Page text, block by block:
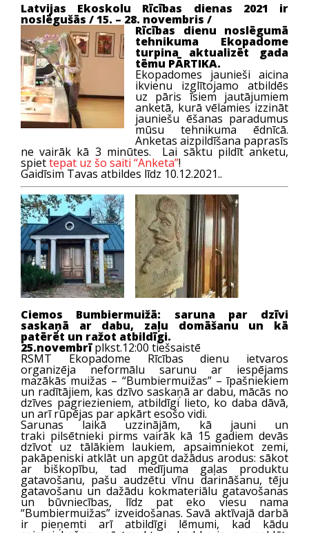
Latvijas Ekoskolu Rīcības dienas 2021 ir
noslēgušās / 15. – 28. novembris /
Rīcības dienu noslēgumā
tehnikuma Ekopadome
turpina aktualizēt gada
tēmu PĀRTIKA.
Ekopadomes jaunieši aicina
ikvienu izglītojamo atbildēs
uz pāris īsiem jautājumiem
anketā, kurā vēlamies izzināt
jauniešu ēšanas paradumus
mūsu tehnikuma ēdnīcā.
Anketas aizpildīšana paprasīs
ne vairāk kā 3 minūtes. Lai sāktu pildīt anketu,
spiettepat uz šo saiti “Anketa”!
Gaidīsim Tavas atbildes līdz 10.12.2021..
Ciemos Bumbiermuižā: saruna par dzīvi
saskaņā ar dabu, zaļu domāšanu un kā
patērēt un ražot atbildīgi.
25.novembrīplkst.12:00 tiešsaistē
RSMT Ekopadome Rīcības dienu ietvaros
organizēja neformālu sarunu ar iespējams
mazākās muižas – “Bumbiermuižas” – īpašniekiem
un radītājiem, kas dzīvo saskaņā ar dabu, mācās no
dzīves pagriezieniem, atbildīgi lieto, ko daba dāvā,
un arī rūpējas par apkārt esošo vidi.
Sarunas laikā uzzinājām, kā jauni un
traki pilsētnieki pirms vairāk kā 15 gadiem devās
dzīvot uz tālākiem laukiem, apsaimniekot zemi,
pakāpeniski atklāt un apgūt dažādus arodus: sākot
ar biškopību, tad medījuma gaļas produktu
gatavošanu, pašu audzētu vīnu darināšanu, tēju
gatavošanu un dažādu kokmateriālu gatavošanas
un būvniecības, līdz pat eko viesu nama
“Bumbiermuižas” izveidošanas. Savā aktīvajā darbā
ir pieņemti arī atbildīgi lēmumi, kad kādu